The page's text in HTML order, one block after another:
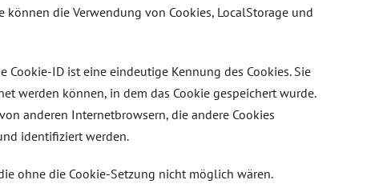
die Verwendung von Cookies, LocalStorage und
ID ist eine eindeutige Kennung des Cookies. Sie
werden können, in dem das Cookie gespeichert wurde.
anderen Internetbrowsern, die andere Cookies
identifiziert werden.
ohne die Cookie-Setzung nicht möglich wären.